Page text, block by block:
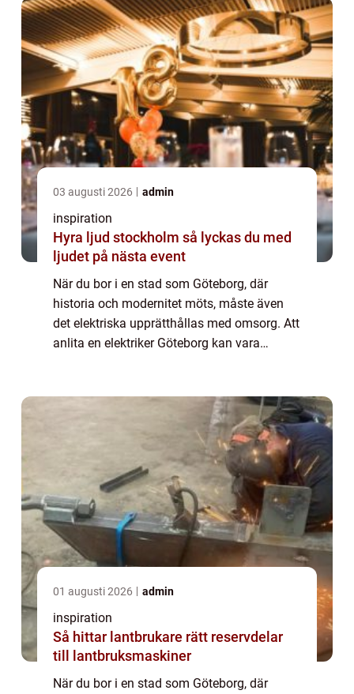
03 augusti 2026 admin
inspiration
Hyra ljud stockholm så lyckas du med
ljudet på nästa event
När du bor i en stad som Göteborg, där
historia och modernitet möts, måste även
det elektriska upprätthållas med omsorg. Att
anlita en elektriker Göteborg kan vara
01 augusti 2026 admin
inspiration
Så hittar lantbrukare rätt reservdelar
till lantbruksmaskiner
När du bor i en stad som Göteborg, där